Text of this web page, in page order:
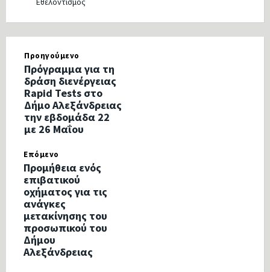
Προηγούμενο
Πρόγραμμα για τη
δράση διενέργειας
Rapid Tests στο
Δήμο Αλεξάνδρειας
την εβδομάδα 22
με 26 Μαΐου
Επόμενο
Προμήθεια ενός
επιβατικού
οχήματος για τις
ανάγκες
μετακίνησης του
προσωπικού του
Δήμου
Αλεξάνδρειας